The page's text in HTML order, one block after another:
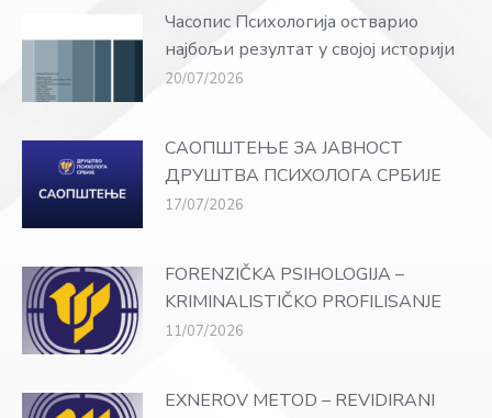
Часопис Психологија остварио
најбољи резултат у својој историји
20/07/2026
САОПШТЕЊЕ ЗА ЈАВНОСТ
ДРУШТВА ПСИХОЛОГА СРБИЈЕ
17/07/2026
FORENZIČKA PSIHOLOGIJA –
KRIMINALISTIČKO PROFILISANJE
11/07/2026
EXNEROV METOD – REVIDIRANI